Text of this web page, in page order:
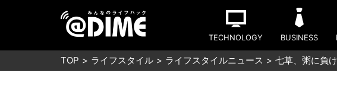
TECHNOLOGY BUSINESS
TOP ライフスタイル ライフスタイルニュース 七草、粥に負